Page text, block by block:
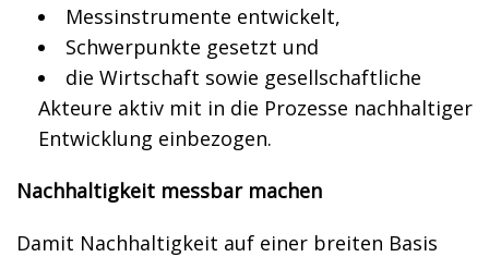
Messinstrumente entwickelt,
Schwerpunkte gesetzt und
die Wirtschaft sowie gesellschaftliche
Akteure aktiv mit in die Prozesse nachhaltiger
Entwicklung einbezogen.
Nachhaltigkeit messbar machen
Damit Nachhaltigkeit auf einer breiten Basis